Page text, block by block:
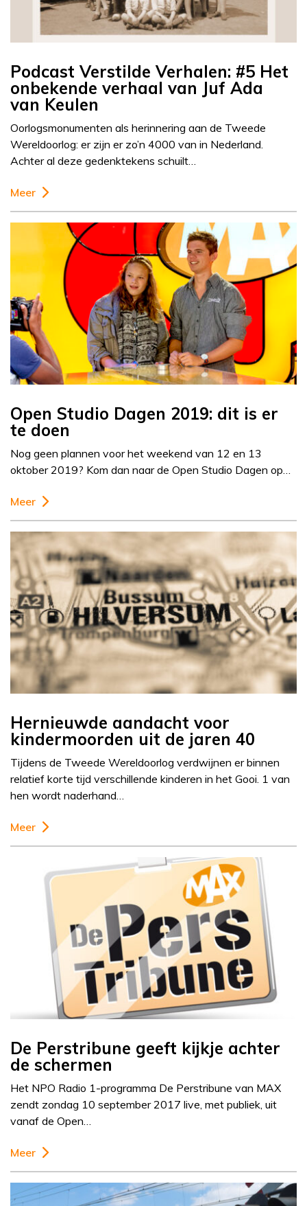
Podcast Verstilde Verhalen: #5 Het
onbekende verhaal van Juf Ada
van Keulen
Oorlogsmonumenten als herinnering aan de Tweede
Wereldoorlog: er zijn er zo’n 4000 van in Nederland.
Achter al deze gedenktekens schuilt…
Meer
Open Studio Dagen 2019: dit is er
te doen
Nog geen plannen voor het weekend van 12 en 13
oktober 2019? Kom dan naar de Open Studio Dagen op…
Meer
Hernieuwde aandacht voor
kindermoorden uit de jaren 40
Tijdens de Tweede Wereldoorlog verdwijnen er binnen
relatief korte tijd verschillende kinderen in het Gooi. 1 van
hen wordt naderhand…
Meer
De Perstribune geeft kijkje achter
de schermen
Het NPO Radio 1-programma De Perstribune van MAX
zendt zondag 10 september 2017 live, met publiek, uit
vanaf de Open…
Meer